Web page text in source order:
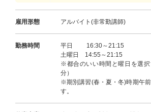
雇用形態 アルバイト(非常勤講師)
勤務時間
平日 16:30～21:15
土曜日 14:55～21:15
※都合のいい時間と曜日を選
分）
※期別講習(春・夏・冬)時期午
す。